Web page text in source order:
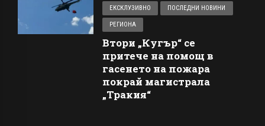
ЕКСКЛУЗИВНО ПОСЛЕДНИ НОВИНИ
РЕГИОНА
Втори „Кугър“ се
притече на помощ в
гасенето на пожара
покрай магистрала
„Тракия“